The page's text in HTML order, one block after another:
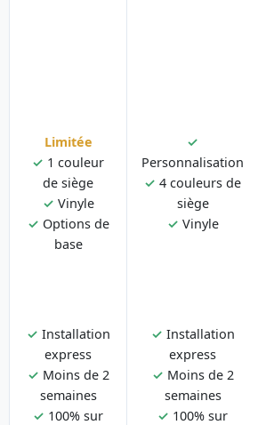
Limitée
✓ 1 couleur
de siège
✓ Vinyle
✓ Options de
base
✓
Personnalisation
✓ 4 couleurs de
siège
✓ Vinyle
✓ Installation
express
✓ Moins de 2
semaines
✓ 100% sur
✓ Installation
express
✓ Moins de 2
semaines
✓ 100% sur